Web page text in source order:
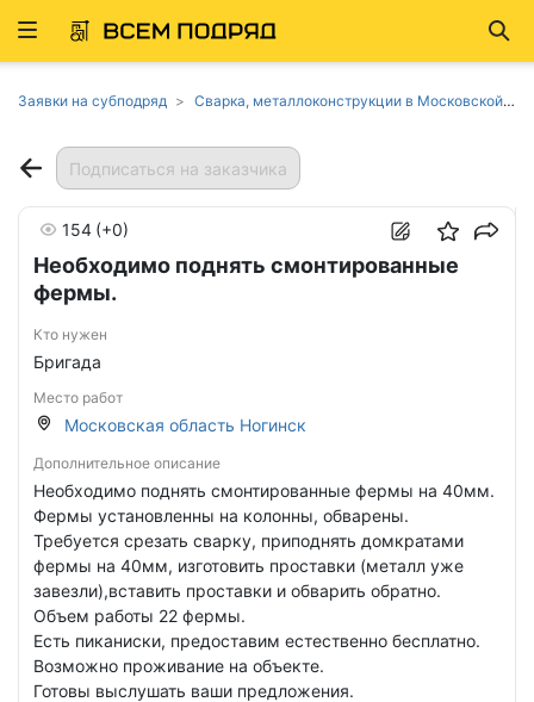
Развернуть
Заявки на субподряд Сварка, металлоконструкции в Московской области
Подписаться на заказчика
Необходимо поднять смонтированные
фермы.
154 (+0)
Кто нужен
Бригада
Место работ
Московская область Ногинск
Дополнительное описание
Необходимо поднять смонтированные фермы на 40мм.
Фермы установленны на колонны, обварены.
Требуется срезать сварку, приподнять домкратами
фермы на 40мм, изготовить проставки (металл уже
завезли),вставить проставки и обварить обратно.
Объем работы 22 фермы.
Есть пиканиски, предоставим естественно бесплатно.
Возможно проживание на объекте.
Готовы выслушать ваши предложения.